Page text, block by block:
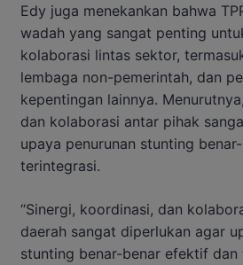
Edy juga menekankan bahwa
wadah yang sangat penting
kolaborasi lintas sektor,
lembaga non-pemerintah, dan
kepentingan lainnya.
dan kolaborasi antar pihak
upaya penurunan stunting
terintegrasi.
“Sinergi, koordinasi, dan
daerah sangat diperlukan agar
stunting benar-benar efektif dan